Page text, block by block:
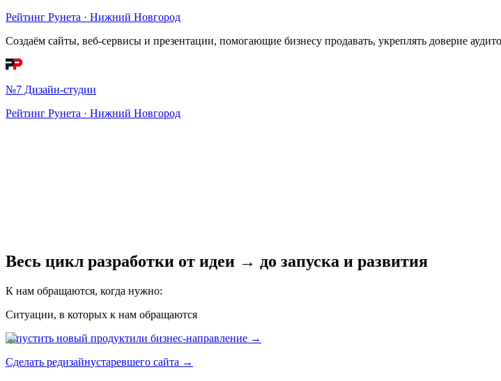
Рейтинг Рунета · Нижний Новгород
Создаём сайты, веб-сервисы и презентации, помогающие бизнесу продавать, укреплять доверие
№7 Дизайн-студии
Рейтинг Рунета · Нижний Новгород
Весь цикл разработки от идеи → до запуска и развития
К нам обращаются, когда нужно:
Ситуации, в которых к нам обращаются
Запустить новый продуктили бизнес-направление →
Сделать редизайнустаревшего сайта →